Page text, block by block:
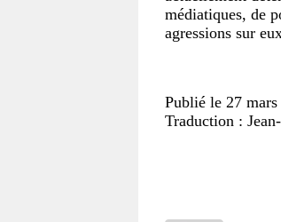
médiatiques, de
agressions sur
Publié le 27
Traduction :